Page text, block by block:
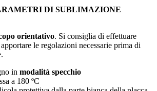
DI SUBLIMAZIONE
orientativo. Si consiglia di effettuare
le regolazioni necessarie prima di
in modalità specchio
a 180 ºC